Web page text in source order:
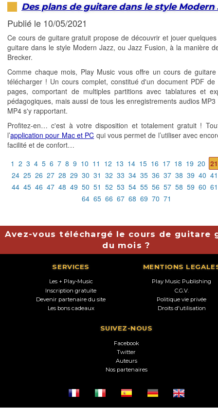
Des plans de guitare dans le style Modern
Publié le 10/05/2021
Ce cours de guitare gratuit propose de découvrir et jouer
guitare dans le style Modern Jazz, ou Jazz Fusion, à la manière
Brecker.
Comme chaque mois, Play Music vous offre un cours de
télécharger ! Un cours complet, constitué d'un document PDF de
pages, comportant de multiples partitions avec tablatures et
pédagogiques, mais aussi de tous les enregistrements audios MP3
MP4 s'y rapportant.
Profitez-en… c'est à votre disposition et totalement gratuit !
l’application pour Mac et PC qui vous permet de l’utiliser avec
facilité et de confort…
1 2 3 4 5 6 7 8 9 10 11 12 13 14 15 16 17 18 19 20 21
24 25 26 27 28 29 30 31 32 33 34 35 36 37 38 39 40 41
44 45 46 47 48 49 50 51 52 53 54 55 56 57 58 59 60 61
64 65 66 67 68 69 70 71
Avez-vous téléchargé le cours de guitare
du mois ?
SERVICES
Les + Play-Music
Inscription gratuite
Devenir partenaire du site
Les bons cadeaux
MENTIONS
Play Music Publishing
C.G.V.
Politique vie privée
Droits d'utilisation
SUIVEZ-NOUS
Facebook
Twitter
Auteurs
Nos partenaires